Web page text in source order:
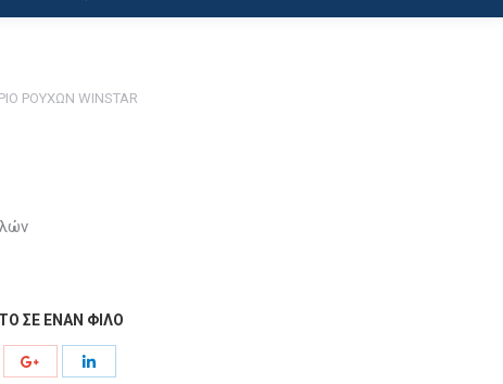
ΡΟΥΧΩΝ WINSTAR
ΣΕ ΕΝΑΝ ΦΙΛΟ
Share